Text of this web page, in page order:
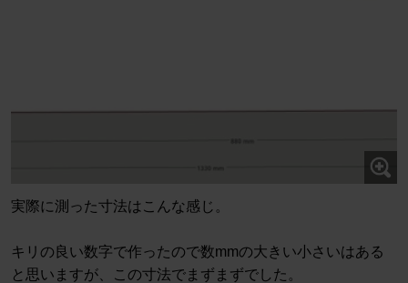
実際に測った寸法はこんな感じ。
キリの良い数字で作ったので数mmの大きい小さいはある
と思いますが、この寸法でまずまずでした。